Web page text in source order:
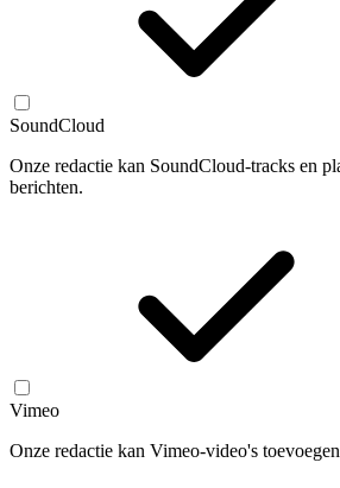
SoundCloud
Onze redactie kan SoundCloud-tracks en
berichten.
Vimeo
Onze redactie kan Vimeo-video's